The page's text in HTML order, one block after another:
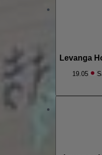
Levanga
19.05